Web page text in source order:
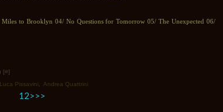
to Brooklyn 04/ No Questions for Tomorrow 05/ The Unexpected 06/
[#]
Luca Pissavini Andrea Quattrini
12>>>